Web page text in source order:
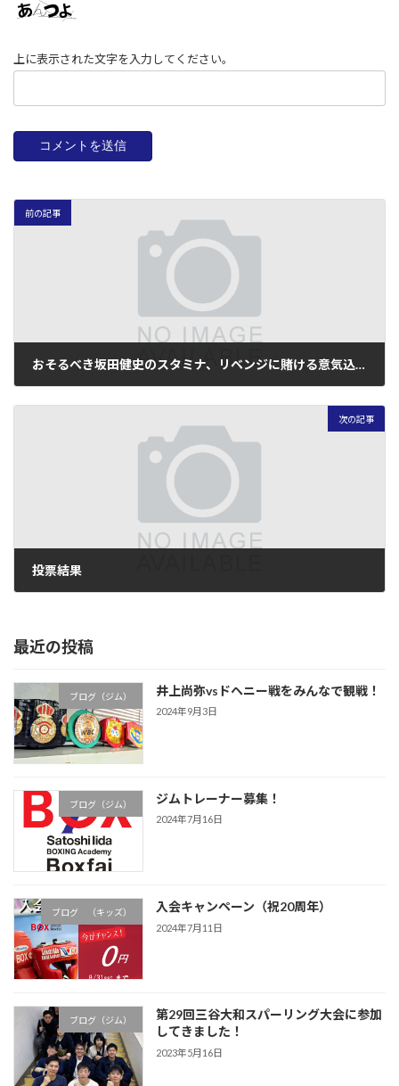
上に表示された文字を入力してください。
前の記事
おそるべき坂田健史のスタミナ、リベンジに賭ける意気込み！
次の記事
投票結果
最近の投稿
ブログ（ジム） 井上尚弥vsドヘニー戦をみんなで観戦！
2024年9月3日
ブログ（ジム） ジムトレーナー募集！
2024年7月16日
ブログ （キッズ） 入会キャンペーン（祝20周年）
2024年7月11日
ブログ（ジム）
第29回三谷大和スパーリング大会に参加
してきました！
2023年5月16日